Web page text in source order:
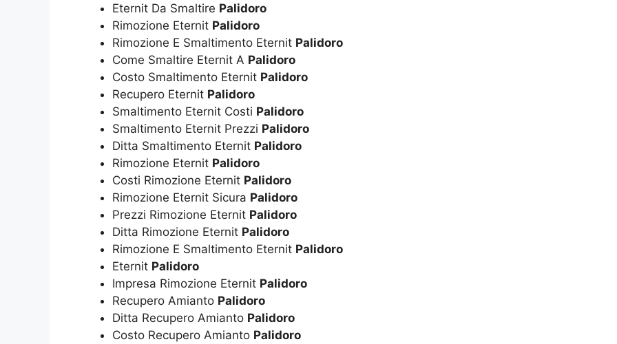
Eternit Da Smaltire Palidoro
Rimozione Eternit Palidoro
Rimozione E Smaltimento Eternit Palidoro
Come Smaltire Eternit A Palidoro
Costo Smaltimento Eternit Palidoro
Recupero Eternit Palidoro
Smaltimento Eternit Costi Palidoro
Smaltimento Eternit Prezzi Palidoro
Ditta Smaltimento Eternit Palidoro
Rimozione Eternit Palidoro
Costi Rimozione Eternit Palidoro
Rimozione Eternit Sicura Palidoro
Prezzi Rimozione Eternit Palidoro
Ditta Rimozione Eternit Palidoro
Rimozione E Smaltimento Eternit Palidoro
Eternit Palidoro
Impresa Rimozione Eternit Palidoro
Recupero Amianto Palidoro
Ditta Recupero Amianto Palidoro
Costo Recupero Amianto Palidoro